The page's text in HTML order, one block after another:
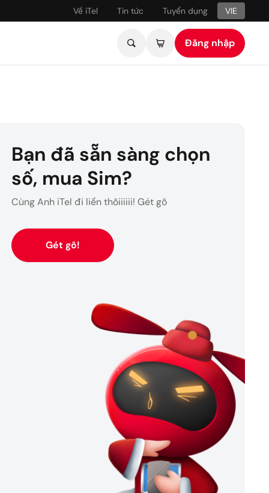
Về iTel Tin tức Tuyển dụng VIE
VIE - Tiếng Việt
tiện ích
Đăng nhập
Bạn đã sẵn sàng chọn
số, mua Sim?
Cùng Anh iTel đi liền thôiiiiii! Gét gô
Gét gô!